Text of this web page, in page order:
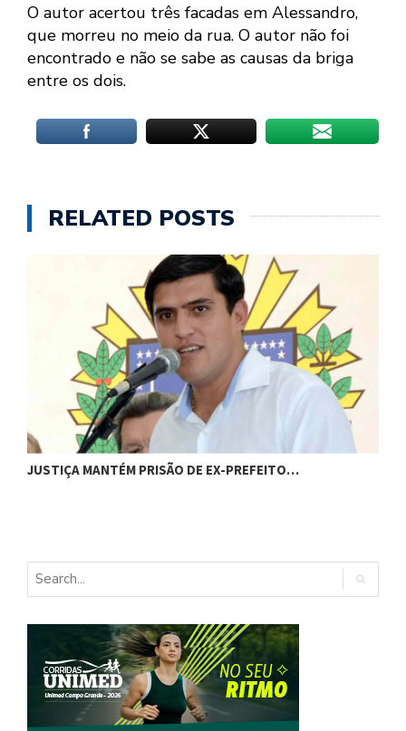
O autor acertou três facadas em Alessandro,
que morreu no meio da rua. O autor não foi
encontrado e não se sabe as causas da briga
entre os dois.
RELATED POSTS
JUSTIÇA MANTÉM PRISÃO DE EX-PREFEITO…